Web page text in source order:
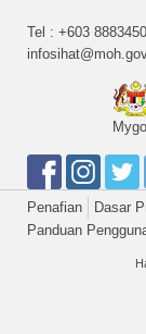
Tel : +603
Penafian Dasar
Panduan